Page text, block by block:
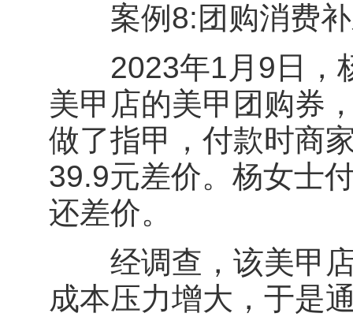
案例8:团购消费补
2023年1月9日，杨
美甲店的美甲团购券
做了指甲，付款时商
39.9元差价。杨女士
还差价。
经调查，该美甲店
成本压力增大，于是